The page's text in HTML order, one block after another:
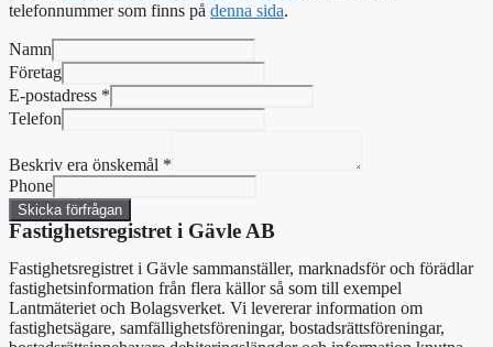
telefonnummer som finns på denna sida.
Namn
Företag
E-postadress *
Telefon
Beskriv era önskemål *
Phone
Skicka förfrågan
Fastighetsregistret i Gävle AB
Fastighetsregistret i Gävle sammanställer, marknadsför och förädlar
fastighetsinformation från flera källor så som till exempel
Lantmäteriet och Bolagsverket. Vi levererar information om
fastighetsägare, samfällighetsföreningar, bostadsrättsföreningar,